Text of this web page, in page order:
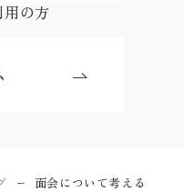
の方
ー 面会について考える